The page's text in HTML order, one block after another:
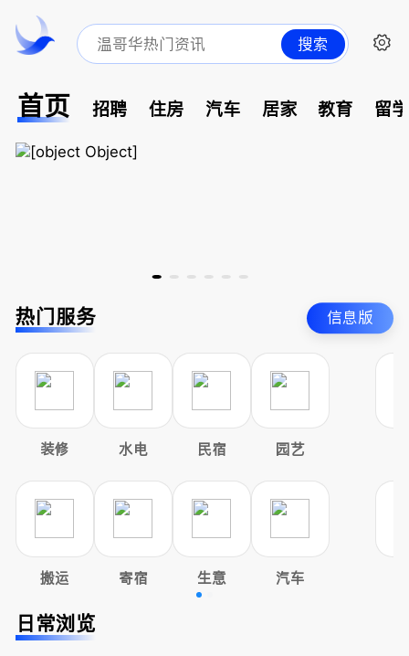
搜索
首页 招聘 住房 汽车 居家 教育 留
热门服务 信息版
装修 水电 民宿 园艺
搬运 寄宿 生意 汽车
日常浏览